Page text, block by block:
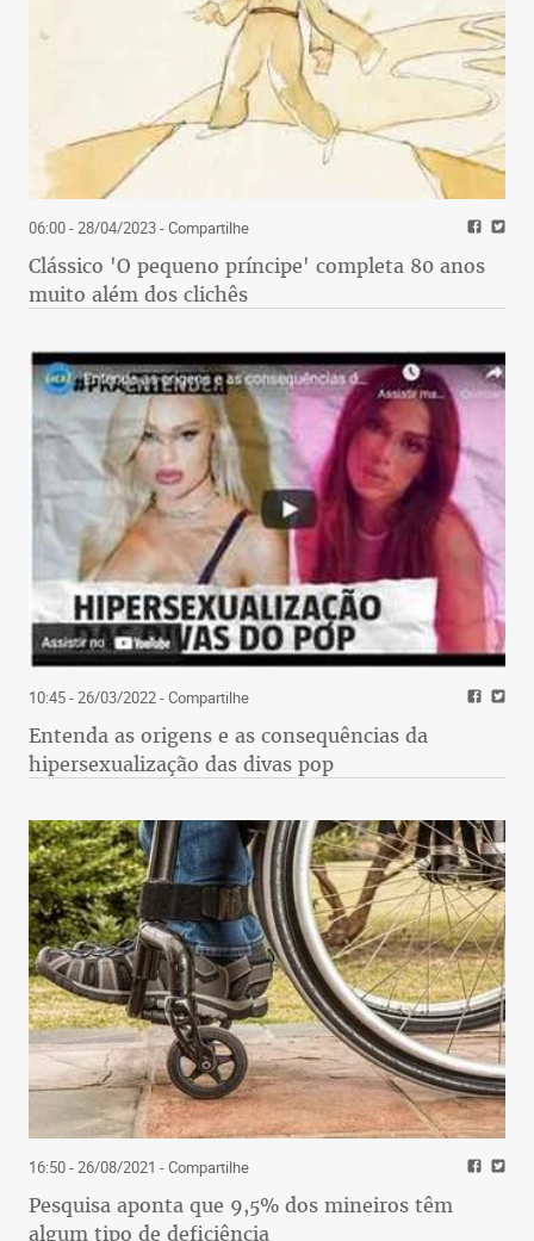
06:00 - 28/04/2023- Compartilhe
Clássico 'O pequeno príncipe' completa 80 anos
muito além dos clichês
10:45 - 26/03/2022- Compartilhe
Entenda as origens e as consequências da
hipersexualização das divas pop
16:50 - 26/08/2021 - Compartilhe
Pesquisa aponta que 9,5% dos mineiros têm
algum tipo de deficiência